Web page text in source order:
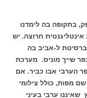
בתקופה בה לימדנו
חרוצה. יש
ל-אביב בה
שייך מוניס. מערכת
הערבי אבו כביר. אם
מפות, כולל צילומי
ערבי בעיני